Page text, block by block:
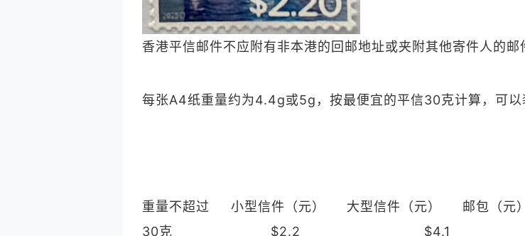
香港平信邮件不应附有非本港的回邮地址或夹附其他寄件人的
每张A4纸重量约为4.4g或5g，按最便宜的平信30克计算，可
重量不超过 小型信件（元） 大型信件（元） 邮包（元）
30克 $2.2 $4.1